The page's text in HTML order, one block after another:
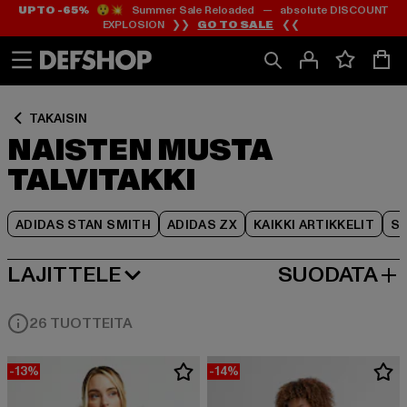
Siirry
Sisältö
Siirry
Footer
UP TO -65%😲💥 Summer Sale Reloaded — absolute DISCOUNT
EXPLOSION ❯❯ GO TO SALE ❮❮
TAKAISIN
NAISTEN MUSTA
TALVITAKKI
ADIDAS STAN SMITH ADIDAS ZX KAIKKI ARTIKKELIT
Siirry
Tuoteruudukko
LAJITTELE
SUOSITUIMMAT SUODATA
26 TUOTTEITA
-13% -14%